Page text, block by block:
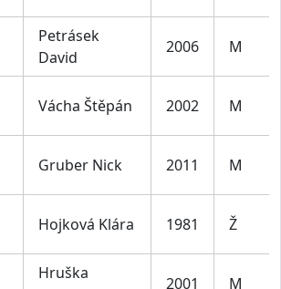
Petrásek
David
2006 M
Vácha Štěpán 2002 M
Gruber Nick 2011 M
Hojková Klára 1981 Ž
Hruška
2001 M